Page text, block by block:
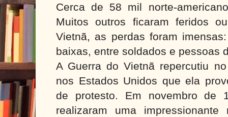
Cerca de 58 mil norte-
Muitos outros ficaram feridos
Vietnã, as perdas foram
baixas, entre soldados e pessoas
A Guerra do Vietnã repercutiu
nos Estados Unidos que ela
de protesto. Em novembro de
realizaram uma